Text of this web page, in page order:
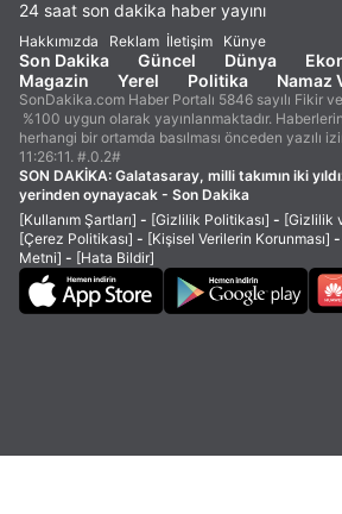
24 saat son dakika haber yayını
Hakkımızda Reklam İletişim Künye
Son Dakika Güncel Dünya
Magazin
Yerel Politika Namaz
SonDakika.com Haber Portalı 5846 sayılı Fikir
%100 uygun olarak yayınlanmaktadır.
herhangi bir ortamda basılması önceden yazılı
11:26:11. #.0.2#
SON DAKİKA: Galatasaray, milli takımın iki
yerinden oynayacak - Son Dakika
[Kullanım Şartları] - [Gizlilik Politikası] - [Gizlilik
[Çerez Politikası] - [Kişisel Verilerin Korunması] -
Metni] - [Hata Bildir]